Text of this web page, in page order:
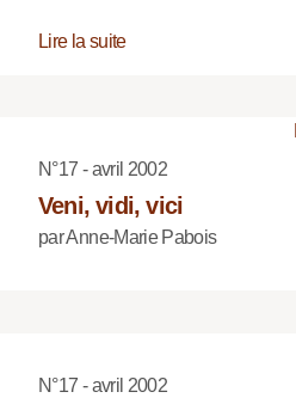
Lire la suite
N°17 - avril 2002
Veni, vidi, vici
par Anne-Marie Pabois
N°17 - avril 2002